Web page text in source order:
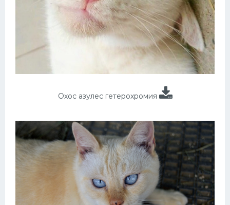
Охос азулес гетерохромия